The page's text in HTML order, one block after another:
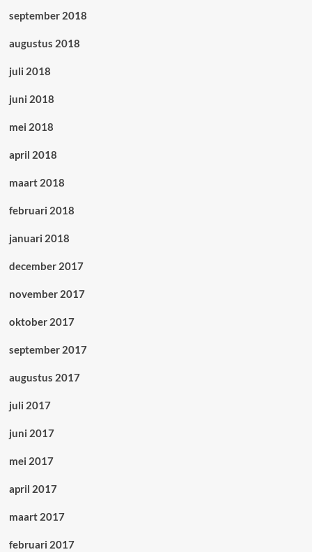
september 2018
augustus 2018
juli 2018
juni 2018
mei 2018
april 2018
maart 2018
februari 2018
januari 2018
december 2017
november 2017
oktober 2017
september 2017
augustus 2017
juli 2017
juni 2017
mei 2017
april 2017
maart 2017
februari 2017